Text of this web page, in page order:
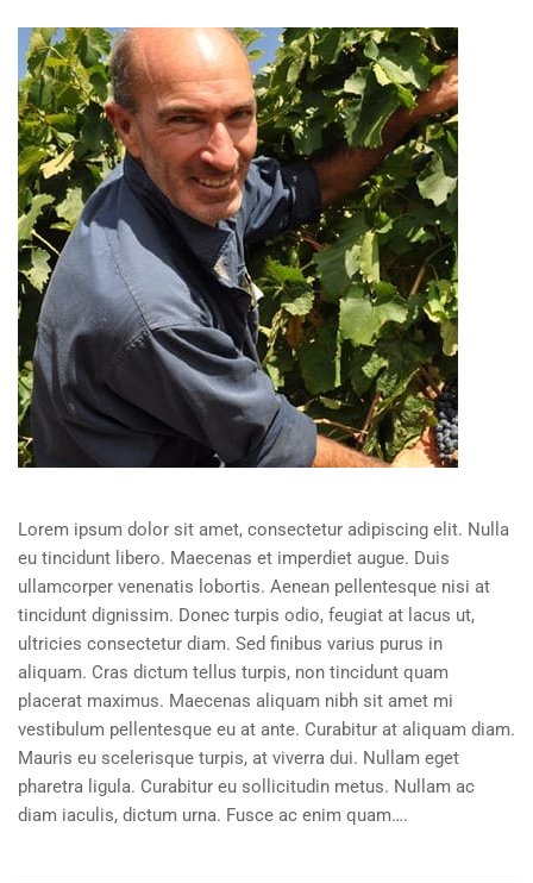
Lorem ipsum dolor sit amet, consectetur adipiscing elit. Nulla
eu tincidunt libero. Maecenas et imperdiet augue. Duis
ullamcorper venenatis lobortis. Aenean pellentesque nisi at
tincidunt dignissim. Donec turpis odio, feugiat at lacus ut,
ultricies consectetur diam. Sed finibus varius purus in
aliquam. Cras dictum tellus turpis, non tincidunt quam
placerat maximus. Maecenas aliquam nibh sit amet mi
vestibulum pellentesque eu at ante. Curabitur at aliquam diam.
Mauris eu scelerisque turpis, at viverra dui. Nullam eget
pharetra ligula. Curabitur eu sollicitudin metus. Nullam ac
diam iaculis, dictum urna. Fusce ac enim quam….